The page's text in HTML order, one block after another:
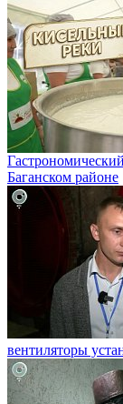
Баганском районе
вентиляторы